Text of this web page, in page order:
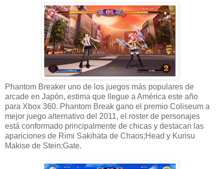
Phantom Breaker uno de los juegos más populares de
arcade en Japón, estima que llegue a América este año
para Xbox 360. Phantom Break gano el premio Coliseum a
mejor juego alternativo del 2011, el roster de personajes
está conformado principalmente de chicas y destacan las
apariciones de Rimi Sakihata de Chaos;Head y Kurisu
Makise de Stein;Gate.